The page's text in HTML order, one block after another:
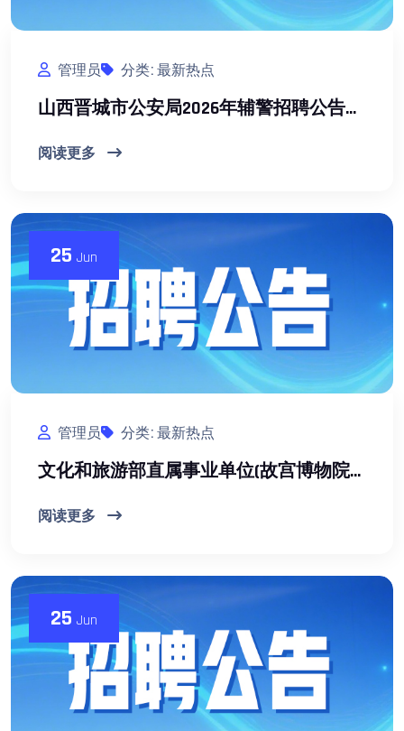
管理员 分类: 最新热点
山西晋城市公安局2026年辅警招聘公告【200人】
阅读更多
25 Jun
管理员 分类: 最新热点
文化和旅游部直属事业单位(故宫博物院、国家博物馆、中国旅游研究院)2026年度公开招聘社会人员
阅读更多
25 Jun